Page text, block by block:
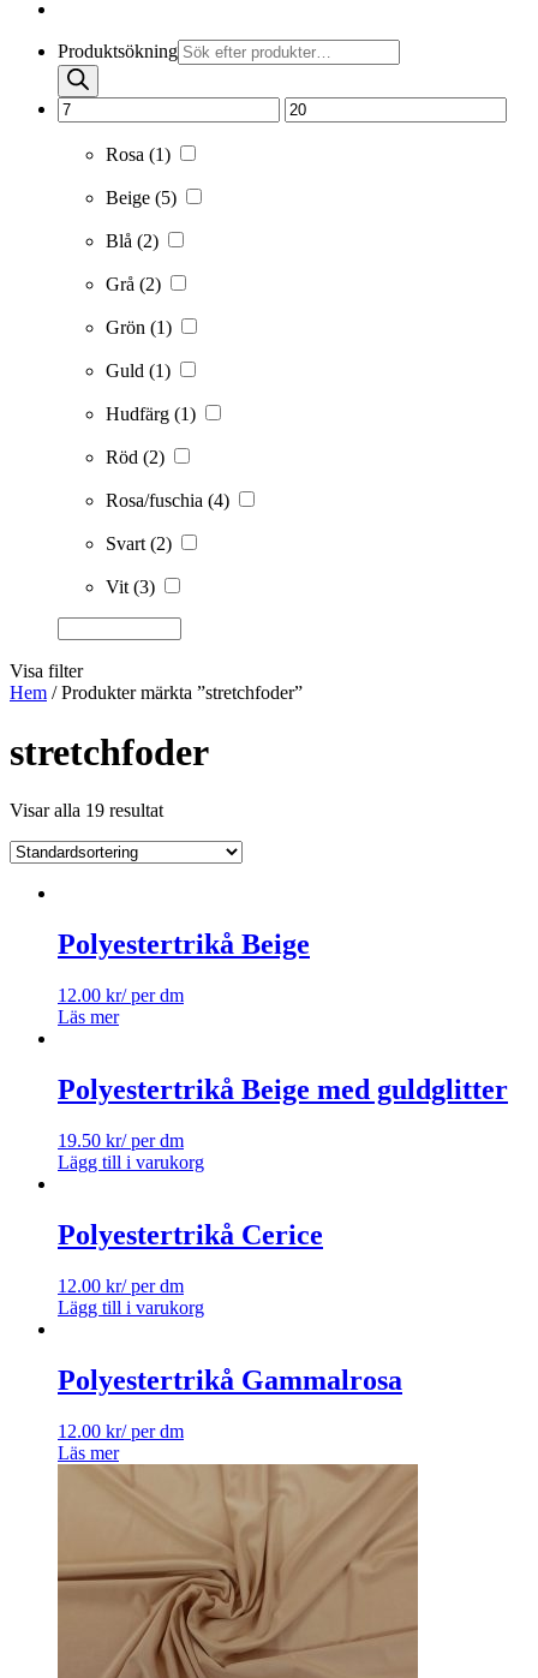
Produktsökning
Rosa (1)
Beige (5)
Blå (2)
Grå (2)
Grön (1)
Guld (1)
Hudfärg (1)
Röd (2)
Rosa/fuschia (4)
Svart(2)
Vit(3)
Visa filter
Hem / Produkter märkta ”stretchfoder”
stretchfoder
Visar alla 19 resultat
Polyestertrikå Beige
12.00 kr/ per dm
Läs mer
Polyestertrikå Beige med guldglitter
19.50 kr/ per dm
Lägg till i varukorg
Polyestertrikå Cerice
12.00 kr/ per dm
Lägg till i varukorg
Polyestertrikå Gammalrosa
12.00 kr/ per dm
Läs mer